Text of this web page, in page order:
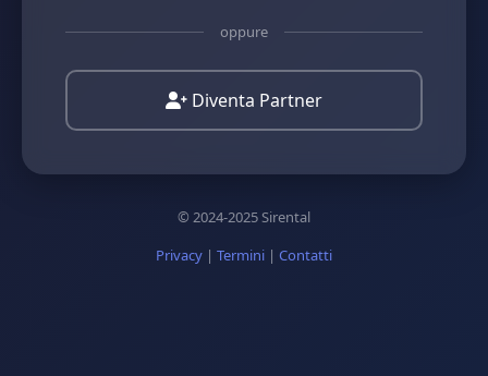
oppure
Diventa Partner
© 2024-2025 Sirental
Privacy | Termini | Contatti